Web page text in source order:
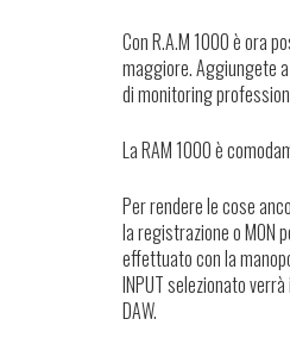
Con R.A.M 1000 è ora
maggiore. Aggiungete a
di monitoring
La RAM 1000 è
Per rendere le cose
la registrazione o MON
effettuato con la
INPUT selezionato
DAW.